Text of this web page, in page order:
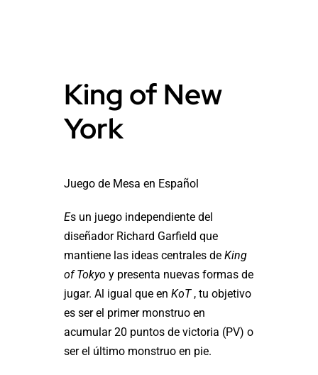
King of New
York
Juego de Mesa en Español
Es un juego independiente del
diseñador Richard Garfield que
mantiene las ideas centrales de King
of Tokyo y presenta nuevas formas de
jugar. Al igual que en KoT, tu objetivo
es ser el primer monstruo en
acumular 20 puntos de victoria (PV) o
ser el último monstruo en pie.